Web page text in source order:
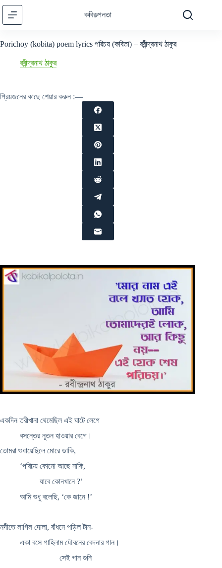
Skip
content
কবিকল্পলতা
Porichoy (kobita) poem lyrics পরিচয় (কবিতা) – রবীন্দ্রনাথ ঠাকুর
রবীন্দ্রনাথ ঠাকুর
প্রিয়জনের কাছে শেয়ার করুন :—
একদিন তরীখানা থেমেছিল এই ঘাটে লেগে
বসন্তের নূতন হাওয়ার বেগে।
তোমরা শুধায়েছিলে মোরে ডাকি,
‘পরিচয় কোনো আছে নাকি,
যাবে কোনখানে ?’
আমি শুধু বলেছি, ‘কে জানে !’
নদীতে লাগিল দোলা, বাঁধনে পড়িল টান-
একা বসে গাহিলাম যৌবনের বেদনার গান।
সেই গান শুনি